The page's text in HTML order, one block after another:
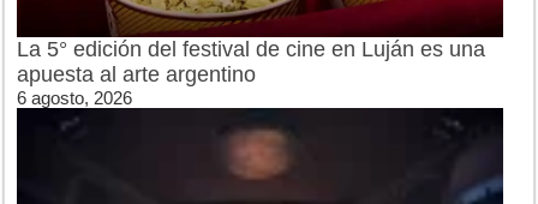
La 5° edición del festival de cine en Luján es una
apuesta al arte argentino
6 agosto, 2026